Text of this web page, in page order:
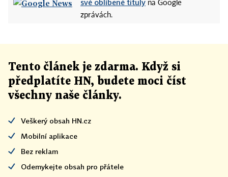
své oblíbené tituly na Google
zprávách.
Tento článek je zdarma. Když si
předplatíte HN, budete moci číst
všechny naše články.
Veškerý obsah HN.cz
Mobilní aplikace
Bez reklam
Odemykejte obsah pro přátele